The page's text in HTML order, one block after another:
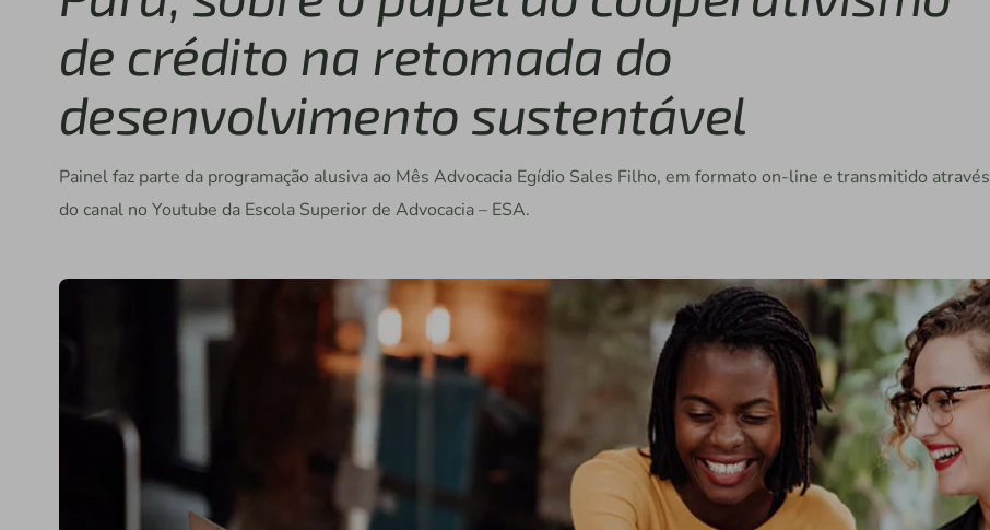
de crédito na retomada do
desenvolvimento sustentável
Painel faz parte da programação alusiva ao Mês Advocacia Egídio Sales Filho, em formato on-line e transmitido através
do canal no Youtube da Escola Superior de Advocacia – ESA.